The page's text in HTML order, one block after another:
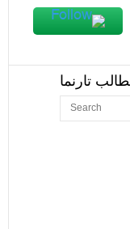
تارنما